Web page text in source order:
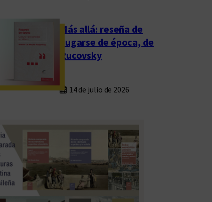
Más allá: reseña de
Fugarse de época, de
Rucovsky
14 de julio de 2026